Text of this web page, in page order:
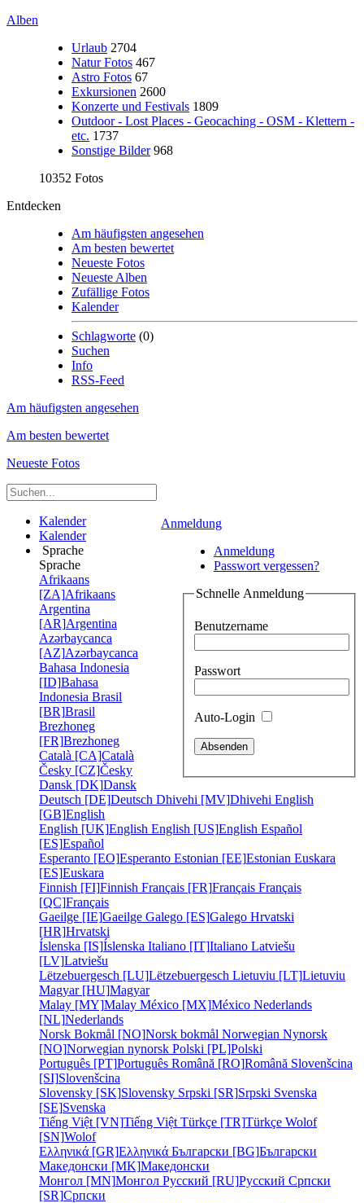
Alben
Urlaub 2704
Natur Fotos 467
Astro Fotos 67
Exkursionen 2600
Konzerte und Festivals 1809
Outdoor - Lost Places - Geocaching - OSM - Klettern -
etc. 1737
Sonstige Bilder 968
10352 Fotos
Entdecken
Am häufigsten angesehen
Am besten bewertet
Neueste Fotos
Neueste Alben
Zufällige Fotos
Kalender
Schlagworte (0)
Suchen
Info
RSS-Feed
Am häufigsten angesehen
Am besten bewertet
Neueste Fotos
Anmeldung
Anmeldung
Passwort vergessen?
Schnelle Anmeldung
Benutzername
Passwort
Auto-Login
Kalender
Kalender
Sprache
Sprache
Afrikaans
[ZA]Afrikaans
Argentina
[AR]Argentina
Azərbaycanca
[AZ]Azərbaycanca
Bahasa Indonesia
[ID]Bahasa
Indonesia Brasil
[BR]Brasil
Brezhoneg
[FR]Brezhoneg
Català [CA]Català
Česky [CZ]Česky
Dansk [DK]Dansk
Deutsch [DE]Deutsch Dhivehi [MV]Dhivehi English
[GB]English
English [UK]English English [US]English Español
[ES]Español
Esperanto [EO]Esperanto Estonian [EE]Estonian Euskara
[ES]Euskara
Finnish [FI]Finnish Français [FR]Français Français
[QC]Français
Gaeilge [IE]Gaeilge Galego [ES]Galego Hrvatski
[HR]Hrvatski
Íslenska [IS]Íslenska Italiano [IT]Italiano Latviešu
[LV]Latviešu
Lëtzebuergesch [LU]Lëtzebuergesch Lietuviu [LT]Lietuviu
Magyar [HU]Magyar
Malay [MY]Malay México [MX]México Nederlands
[NL]Nederlands
Norsk Bokmål [NO]Norsk bokmål Norwegian Nynorsk
[NO]Norwegian nynorsk Polski [PL]Polski
Português [PT]Português Română [RO]Română Slovenšcina
[SI]Slovenšcina
Slovensky [SK]Slovensky Srpski [SR]Srpski Svenska
[SE]Svenska
Tiếng Việt [VN]Tiếng Việt Türkçe [TR]Türkçe Wolof
[SN]Wolof
Ελληνικά [GR]Ελληνικά Български [BG]Български
Македонски [MK]Македонски
Монгол [MN]Монгол Русский [RU]Русский Српски
[SR]Српски